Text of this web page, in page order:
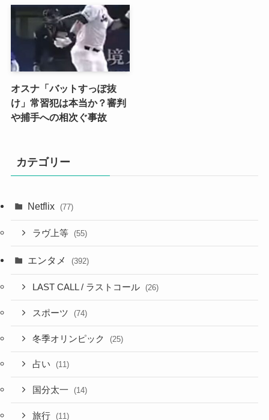
オスナ「バットすっぽ抜
け」常習犯は本当か？審判
や捕手への相次ぐ事故
カテゴリー
Netflix (77)
ラヴ上等 (55)
エンタメ (392)
LAST CALL / ラストコール (26)
スポーツ (74)
冬季オリンピック (25)
占い (11)
国分太一 (14)
旅行 (11)